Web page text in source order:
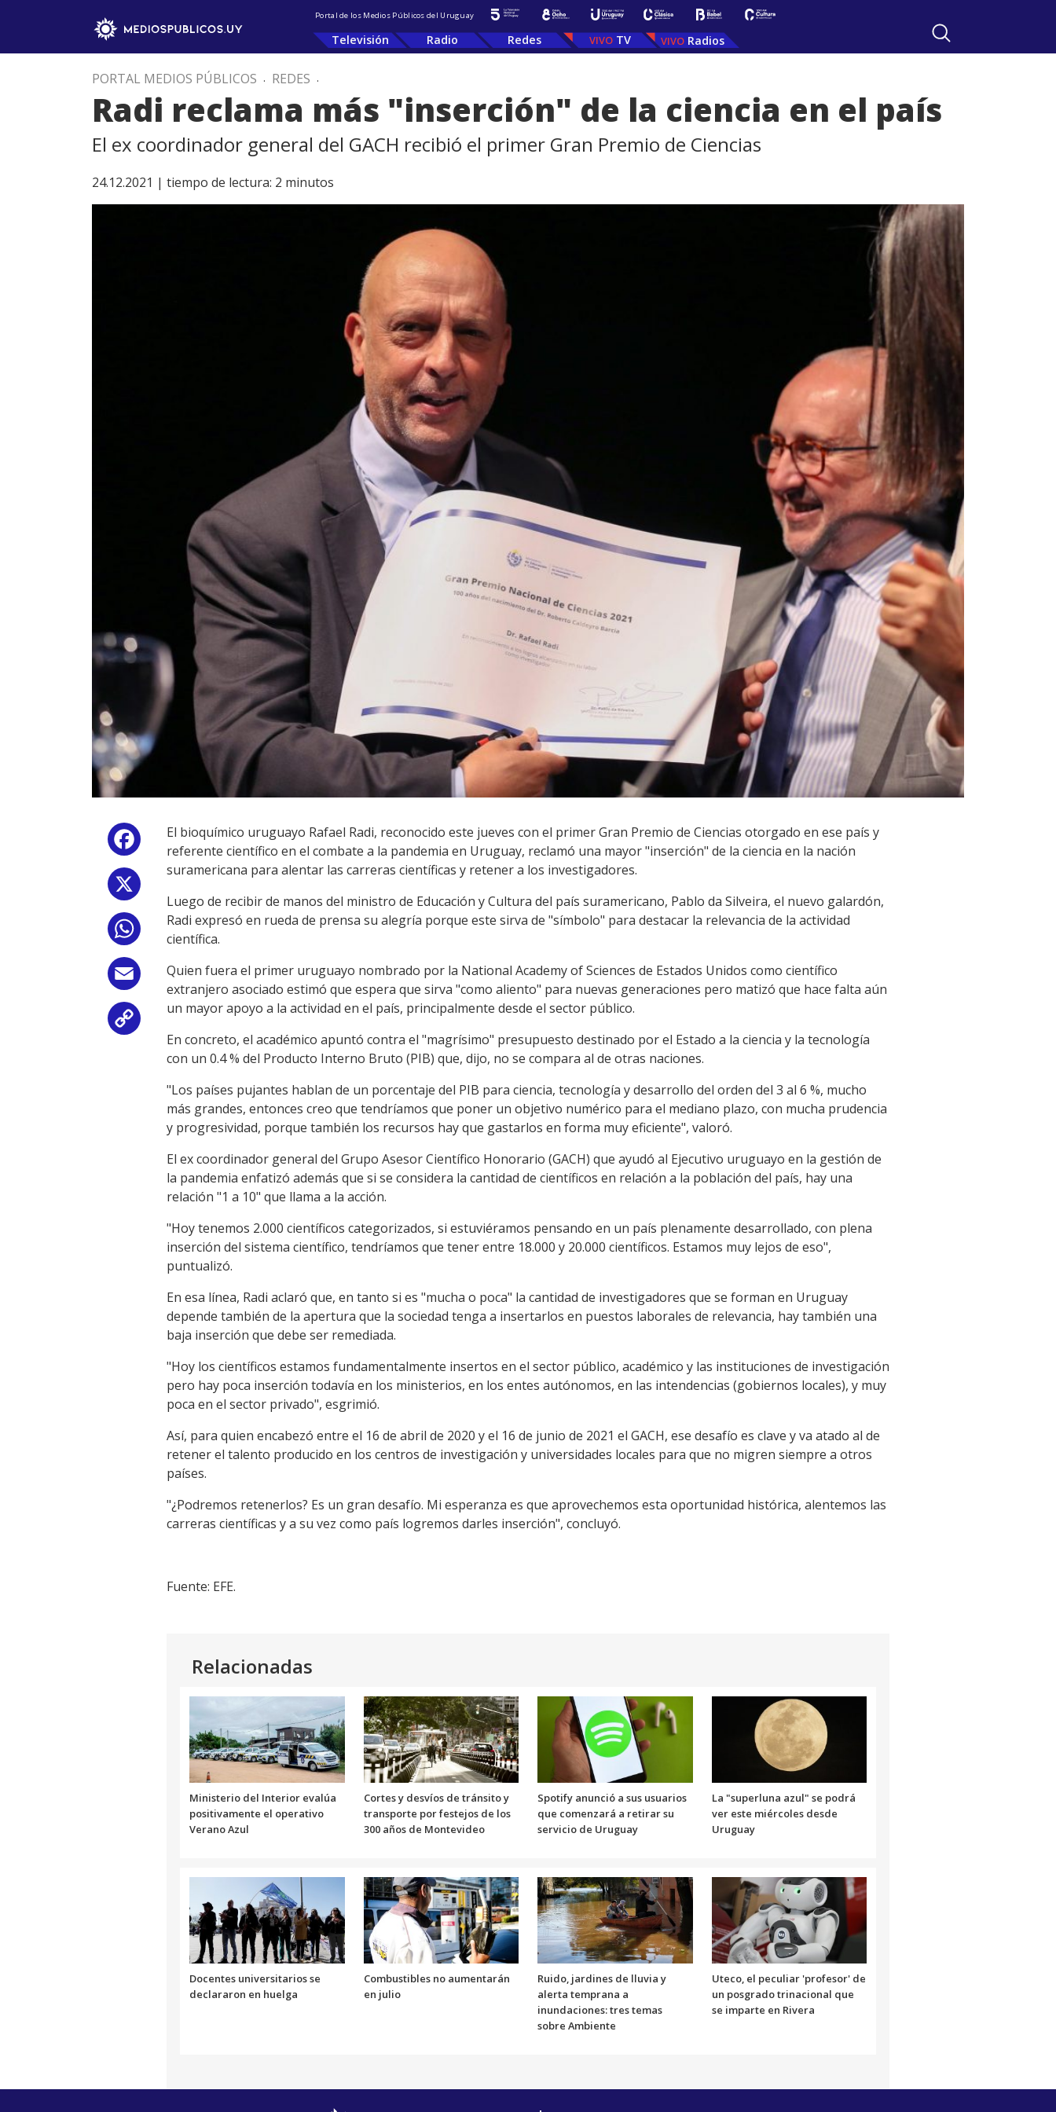
Portal de los Medios Públicos del Uruguay
Televisión Radio Redes TV Radios
PORTAL MEDIOS PÚBLICOS . REDES .
Radi reclama más "inserción" de la ciencia en el país
El ex coordinador general del GACH recibió el primer Gran Premio de Ciencias
24.12.2021 | tiempo de lectura: 2 minutos
Facebook
WhatsApp
Email
Link
El bioquímico uruguayo Rafael Radi, reconocido este jueves con el primer Gran Premio de Ciencias otorgado en ese país y
referente científico en el combate a la pandemia en Uruguay, reclamó una mayor "inserción" de la ciencia en la nación
suramericana para alentar las carreras científicas y retener a los investigadores.
Luego de recibir de manos del ministro de Educación y Cultura del país suramericano, Pablo da Silveira, el nuevo galardón,
Radi expresó en rueda de prensa su alegría porque este sirva de "símbolo" para destacar la relevancia de la actividad
científica.
Quien fuera el primer uruguayo nombrado por la National Academy of Sciences de Estados Unidos como científico
extranjero asociado estimó que espera que sirva "como aliento" para nuevas generaciones pero matizó que hace falta aún
un mayor apoyo a la actividad en el país, principalmente desde el sector público.
En concreto, el académico apuntó contra el "magrísimo" presupuesto destinado por el Estado a la ciencia y la tecnología
con un 0.4 % del Producto Interno Bruto (PIB) que, dijo, no se compara al de otras naciones.
"Los países pujantes hablan de un porcentaje del PIB para ciencia, tecnología y desarrollo del orden del 3 al 6 %, mucho
más grandes, entonces creo que tendríamos que poner un objetivo numérico para el mediano plazo, con mucha prudencia
y progresividad, porque también los recursos hay que gastarlos en forma muy eficiente", valoró.
El ex coordinador general del Grupo Asesor Científico Honorario (GACH) que ayudó al Ejecutivo uruguayo en la gestión de
la pandemia enfatizó además que si se considera la cantidad de científicos en relación a la población del país, hay una
relación "1 a 10" que llama a la acción.
"Hoy tenemos 2.000 científicos categorizados, si estuviéramos pensando en un país plenamente desarrollado, con plena
inserción del sistema científico, tendríamos que tener entre 18.000 y 20.000 científicos. Estamos muy lejos de eso",
puntualizó.
En esa línea, Radi aclaró que, en tanto si es "mucha o poca" la cantidad de investigadores que se forman en Uruguay
depende también de la apertura que la sociedad tenga a insertarlos en puestos laborales de relevancia, hay también una
baja inserción que debe ser remediada.
"Hoy los científicos estamos fundamentalmente insertos en el sector público, académico y las instituciones de investigación
pero hay poca inserción todavía en los ministerios, en los entes autónomos, en las intendencias (gobiernos locales), y muy
poca en el sector privado", esgrimió.
Así, para quien encabezó entre el 16 de abril de 2020 y el 16 de junio de 2021 el GACH, ese desafío es clave y va atado al de
retener el talento producido en los centros de investigación y universidades locales para que no migren siempre a otros
países.
"¿Podremos retenerlos? Es un gran desafío. Mi esperanza es que aprovechemos esta oportunidad histórica, alentemos las
carreras científicas y a su vez como país logremos darles inserción", concluyó.
Fuente: EFE.
Relacionadas
Ministerio del Interior evalúa
positivamente el operativo
Verano Azul
Cortes y desvíos de tránsito y
transporte por festejos de los
300 años de Montevideo
Spotify anunció a sus usuarios
que comenzará a retirar su
servicio de Uruguay
La "superluna azul" se podrá
ver este miércoles desde
Uruguay
Docentes universitarios se
declararon en huelga
Combustibles no aumentarán
en julio
Ruido, jardines de lluvia y
alerta temprana a
inundaciones: tres temas
sobre Ambiente
Uteco, el peculiar 'profesor' de
un posgrado trinacional que
se imparte en Rivera